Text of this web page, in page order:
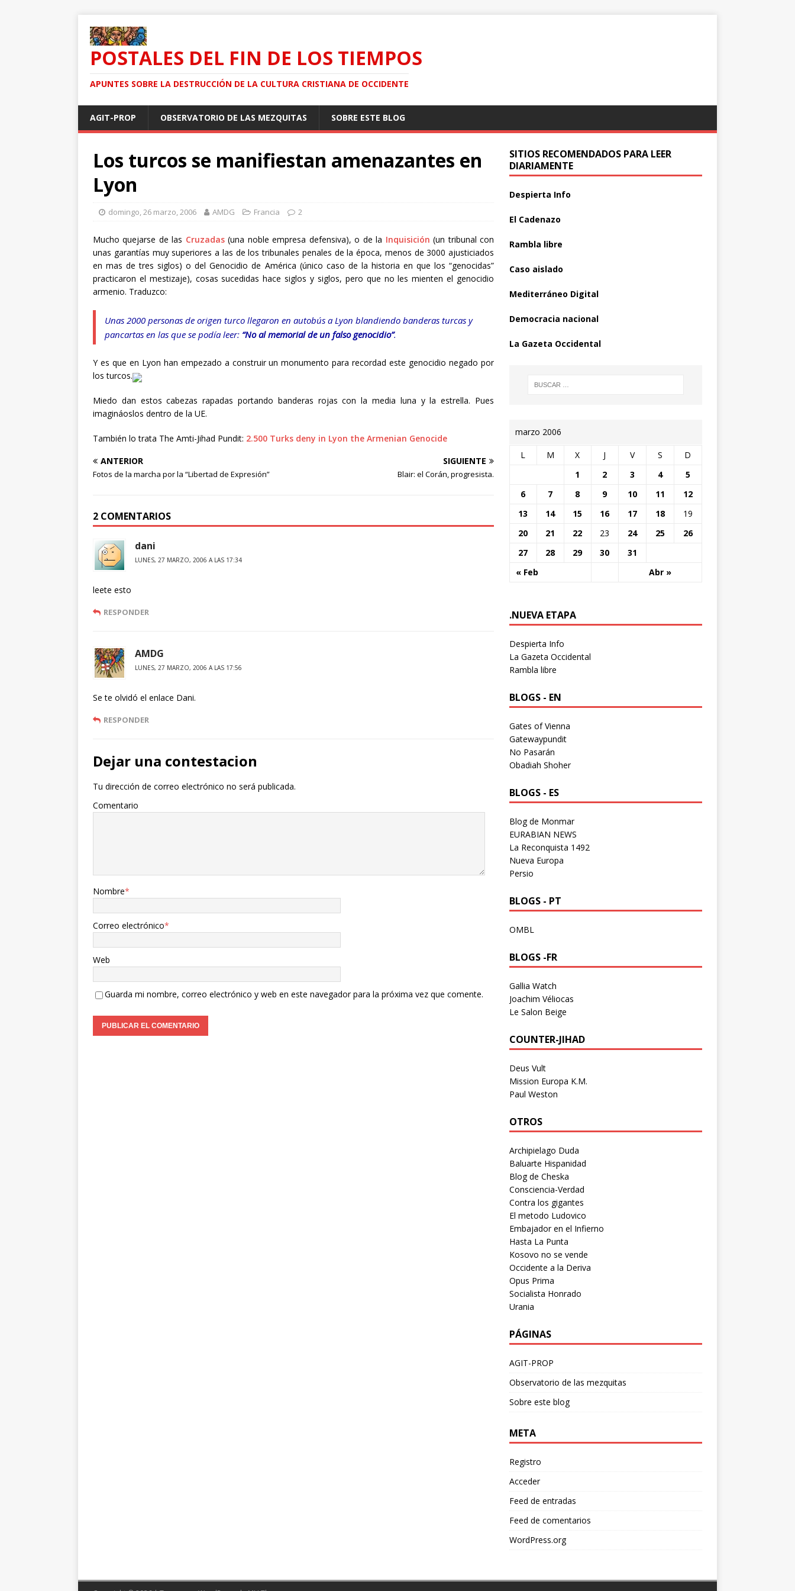
POSTALES DEL FIN DE LOS TIEMPOS
APUNTES SOBRE LA DESTRUCCIÓN DE LA CULTURA CRISTIANA DE OCCIDENTE
AGIT-PROP OBSERVATORIO DE LAS MEZQUITAS SOBRE ESTE BLOG
Los turcos se manifiestan amenazantes en
Lyon
domingo, 26 marzo, 2006 AMDG Francia 2
Mucho quejarse de las Cruzadas(una noble empresa defensiva), o de la Inquisición(un tribunal con
unas garantías muy superiores a las de los tribunales penales de la época, menos de 3000 ajusticiados
en mas de tres siglos) o del Genocidio de América (único caso de la historia en que los “genocidas”
practicaron el mestizaje), cosas sucedidas hace siglos y siglos, pero que no les mienten el genocidio
armenio. Traduzco:
Unas 2000 personas de origen turco llegaron en autobús a Lyon blandiendo banderas turcas y
pancartas en las que se podía leer: “No al memorial de un falso genocidio”.
Y es que en Lyon han empezado a construir un monumento para recordad este genocidio negado por
los turcos.
Miedo dan estos cabezas rapadas portando banderas rojas con la media luna y la estrella. Pues
imagináoslos dentro de la UE.
También lo trata The Amti-Jihad Pundit: 2.500 Turks deny in Lyon the Armenian Genocide
ANTERIOR
Fotos de la marcha por la “Libertad de Expresión”
SIGUIENTE
Blair: el Corán, progresista.
2 COMENTARIOS
dani
LUNES, 27 MARZO, 2006 A LAS 17:34
leete esto
RESPONDER
AMDG
LUNES, 27 MARZO, 2006 A LAS 17:56
Se te olvidó el enlace Dani.
RESPONDER
Dejar una contestacion
Tu dirección de correo electrónico no será publicada.
Comentario
Nombre*
Correo electrónico*
Web
Guarda mi nombre, correo electrónico y web en este navegador para la próxima vez que comente.
SITIOS RECOMENDADOS PARA LEER
DIARIAMENTE
Despierta Info
El Cadenazo
Rambla libre
Caso aislado
Mediterráneo Digital
Democracia nacional
La Gazeta Occidental
marzo 2006
L M X J V S D
« Feb Abr »
1 2 3 4
5
6
7 8 9 10 11
12
13
14 15 16 17 18
19
20
21 22 23 24 25
26
27
28 29 30 31
.NUEVA ETAPA
Despierta Info
La Gazeta Occidental
Rambla libre
BLOGS - EN
Gates of Vienna
Gatewaypundit
No Pasarán
Obadiah Shoher
BLOGS - ES
Blog de Monmar
EURABIAN NEWS
La Reconquista 1492
Nueva Europa
Persio
BLOGS - PT
OMBL
BLOGS -FR
Gallia Watch
Joachim Véliocas
Le Salon Beige
COUNTER-JIHAD
Deus Vult
Mission Europa K.M.
Paul Weston
OTROS
Archipielago Duda
Baluarte Hispanidad
Blog de Cheska
Consciencia-Verdad
Contra los gigantes
El metodo Ludovico
Embajador en el Infierno
Hasta La Punta
Kosovo no se vende
Occidente a la Deriva
Opus Prima
Socialista Honrado
Urania
PÁGINAS
AGIT-PROP
Observatorio de las mezquitas
Sobre este blog
META
Registro
Acceder
Feed de entradas
Feed de comentarios
WordPress.org